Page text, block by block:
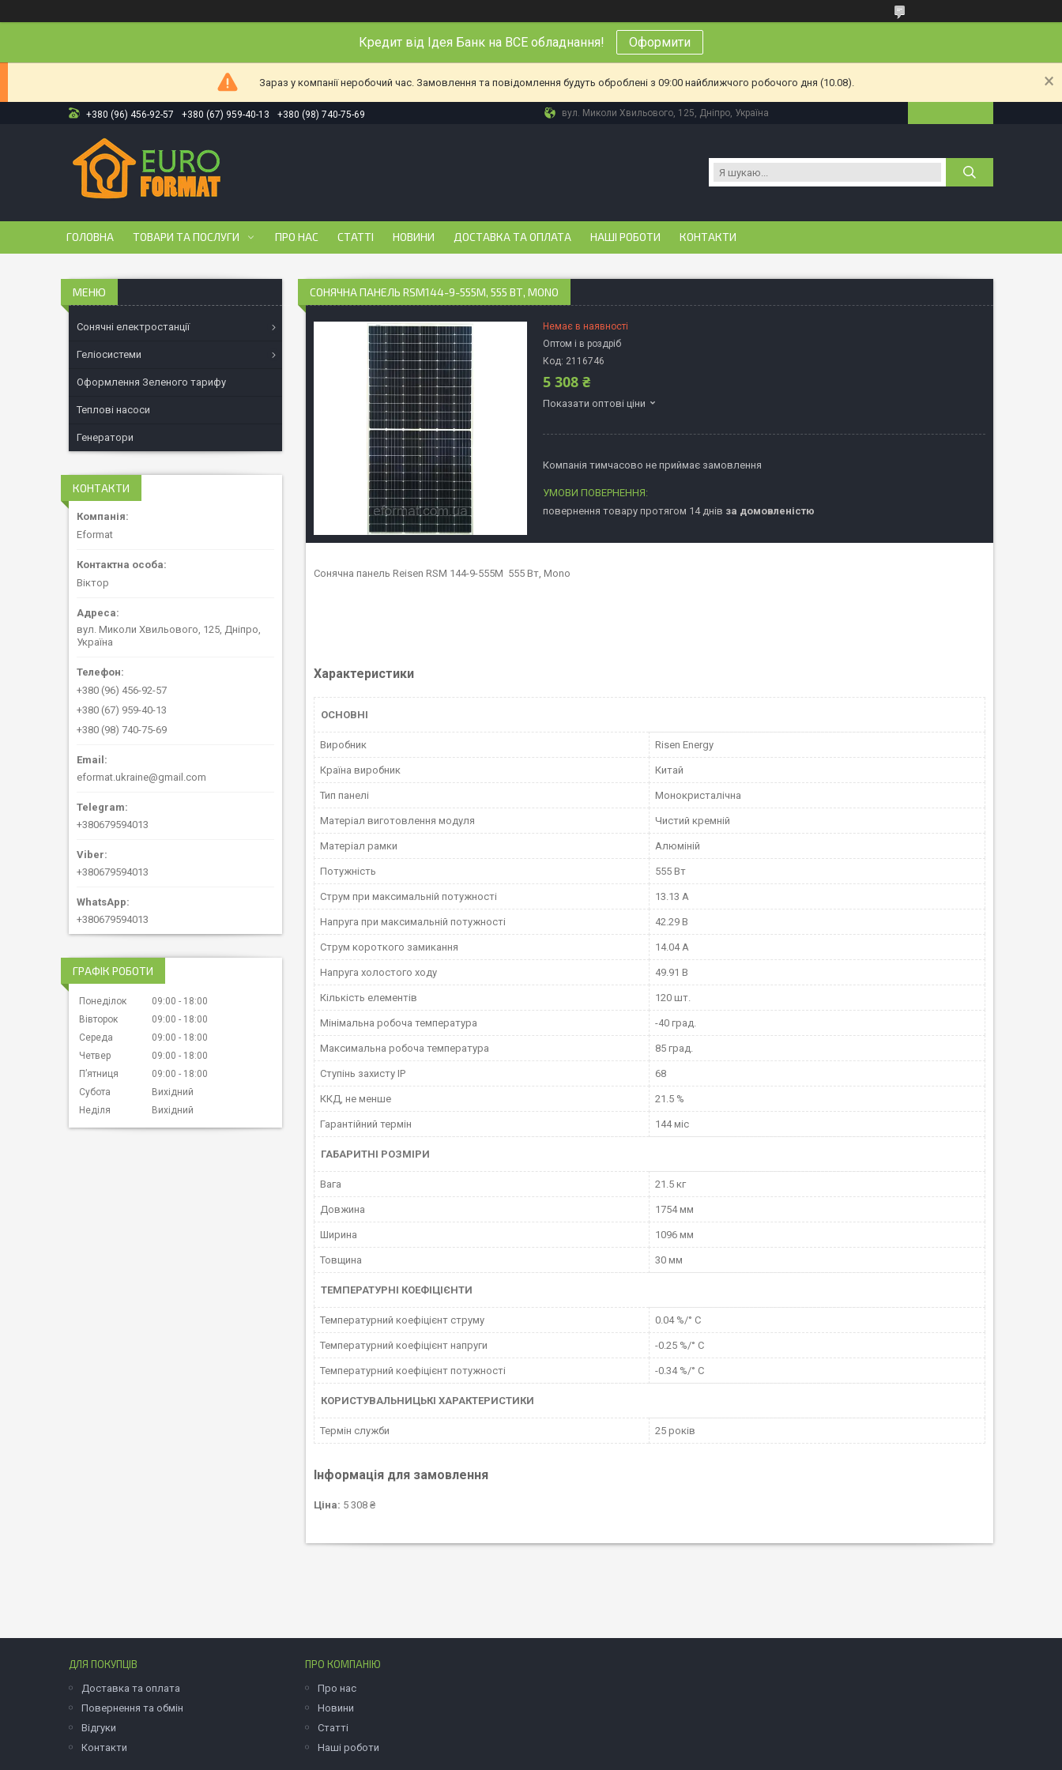
Кредит від Ідея Банк на ВСЕ обладнання! Оформити
Зараз у компанії неробочий час. Замовлення та повідомлення будуть оброблені з 09:00 найближчого робочого дня (10.08).
+380 (96) 456-92-57 +380 (67) 959-40-13 +380 (98) 740-75-69 вул. Миколи Хвильового, 125, Дніпро, Україна
ГОЛОВНА ТОВАРИ ТА ПОСЛУГИ ПРО НАС СТАТТІ НОВИНИ ДОСТАВКА ТА ОПЛАТА НАШІ РОБОТИ КОНТАКТИ
СОНЯЧНА ПАНЕЛЬ RSM144-9-555M, 555 ВТ, MONO
Немає в наявності
Оптом і в роздріб
Код: 2116746
5 308 ₴
Показати оптові ціни
Компанія тимчасово не приймає замовлення
повернення товару протягом 14 днів за домовленістю
Сонячна панель Reisen RSM 144-9-555M 555 Вт, Mono
Характеристики
ОСНОВНІ
Виробник Risen Energy
Країна виробник Китай
Тип панелі Монокристалічна
Матеріал виготовлення модуля Чистий кремній
Матеріал рамки Алюміній
Потужність 555 Вт
Струм при максимальній потужності 13.13 А
Напруга при максимальній потужності 42.29 В
Струм короткого замикання 14.04 А
Напруга холостого ходу 49.91 В
Кількість елементів 120 шт.
Мінімальна робоча температура -40 град.
Максимальна робоча температура 85 град.
Ступінь захисту IP 68
ККД, не менше 21.5 %
Гарантійний термін 144 міс
ГАБАРИТНІ РОЗМІРИ
Вага 21.5 кг
Довжина 1754 мм
Ширина 1096 мм
Товщина 30 мм
ТЕМПЕРАТУРНІ КОЕФІЦІЄНТИ
Температурний коефіцієнт струму 0.04 %/° С
Температурний коефіцієнт напруги -0.25 %/° С
Температурний коефіцієнт потужності -0.34 %/° С
КОРИСТУВАЛЬНИЦЬКІ ХАРАКТЕРИСТИКИ
Термін служби 25 років
Інформація для замовлення
Ціна: 5 308 ₴
Сонячні електростанції
Геліосистеми
Оформлення Зеленого тарифу
Теплові насоси
Генератори
КОНТАКТИ
Eformat
Віктор
вул. Миколи Хвильового, 125, Дніпро,
Україна
+380 (96) 456-92-57
+380 (67) 959-40-13
+380 (98) 740-75-69
eformat.ukraine@gmail.com
+380679594013
+380679594013
+380679594013
ГРАФІК РОБОТИ
Понеділок 09:00
18:00
Вівторок
09:00
18:00
Середа
09:00
18:00
Четвер
09:00
18:00
Пʼятниця
09:00
18:00
Субота
Вихідний
Неділя
Вихідний
ДЛЯ ПОКУПЦІВ
Доставка та оплата
Повернення та обмін
Відгуки
Контакти
ПРО КОМПАНІЮ
Про нас
Новини
Статті
Наші роботи